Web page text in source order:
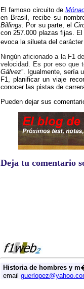
El famoso circuito de
en Brasil, recibe su
Billings.
Por su parte, el
con 257.000 plazas fijas.
evoca la silueta del
Ningún aficionado a la F1
velocidad. Es por eso que
Gálvez”. Igualmente, sería
F1, planificar un viaje
conocer las pistas de
Pueden dejar sus
Deja tu comentario
Historia de hombres y
email